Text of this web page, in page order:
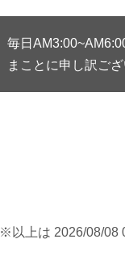
毎日
まことに申し訳ご
※以上は 2026/08/08